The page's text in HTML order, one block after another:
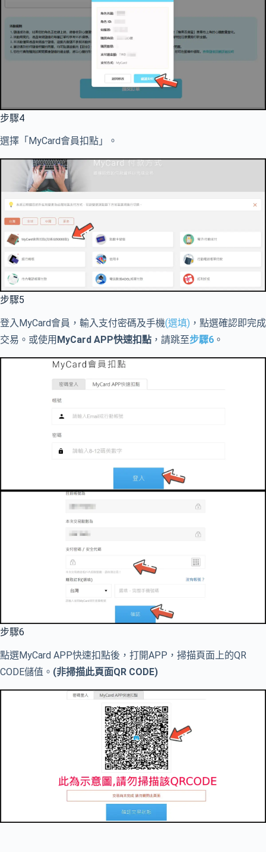
步驟4
選擇「MyCard會員扣點」。
步驟5
登入MyCard會員，輸入支付密碼及手機(選填) ，點選確認即完成
交易。或使用 MyCard APP快速扣點 ，請跳至步驟6 。
步驟6
點選MyCard APP快速扣點後，打開APP，掃描頁面上的QR
CODE儲值。 (非掃描此頁面QR CODE)